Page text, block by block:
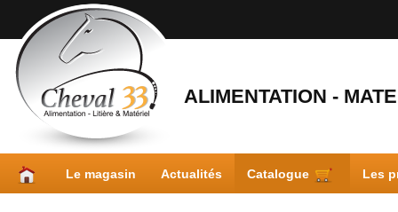
ALIMENTATION -
Le magasin Actualités Catalogue Les